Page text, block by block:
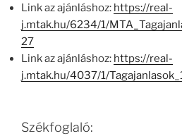
Link az ajánláshoz: https://real-
j.mtak.hu/6234/1/
27
Link az ajánláshoz: https://real-
j.mtak.hu/4037/1/
Székfoglaló: